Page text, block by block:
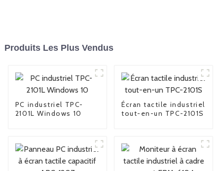
Produits Les Plus Vendus
PC industriel TPC-
2101L Windows 10
Écran tactile industriel
tout-en-un TPC-2101S